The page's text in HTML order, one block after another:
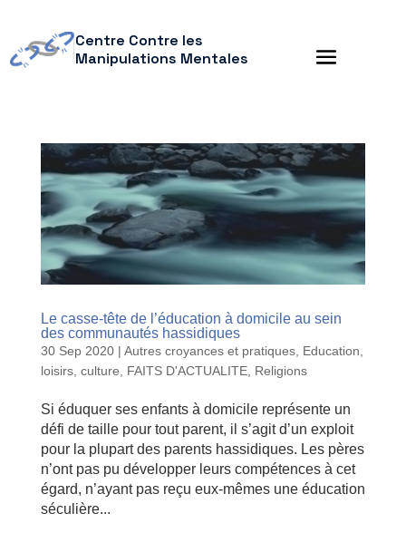
Centre Contre les
Manipulations Mentales
Le casse-tête de l’éducation à domicile au sein
des communautés hassidiques
30 Sep 2020| Autres croyances et pratiques, Education,
loisirs, culture
FAITS D'ACTUALITE, Religions
Si éduquer ses enfants à domicile représente un
défi de taille pour tout parent, il s’agit d’un exploit
pour la plupart des parents hassidiques. Les pères
n’ont pas pu développer leurs compétences à cet
égard, n’ayant pas reçu eux-mêmes une éducation
séculière...